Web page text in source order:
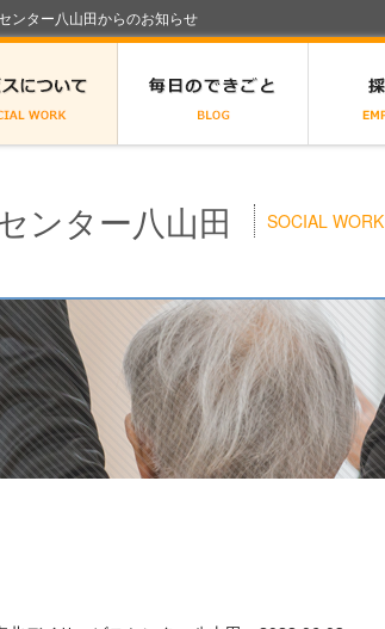
ンター八山田からのお知らせ
ンター八山田 SOCIAL WORK